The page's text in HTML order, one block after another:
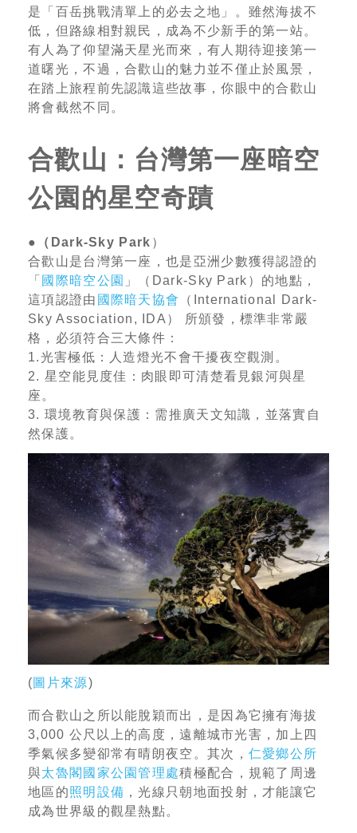
是「百岳挑戰清單上的必去之地」。雖然海拔不
低，但路線相對親民，成為不少新手的第一站。
有人為了仰望滿天星光而來，有人期待迎接第一
道曙光，不過，合歡山的魅力並不僅止於風景，
在踏上旅程前先認識這些故事，你眼中的合歡山
將會截然不同。
合歡山：台灣第一座暗空
公園的星空奇蹟
●（Dark-Sky Park ）
合歡山是台灣第一座，也是亞洲少數獲得認證的
「 國際暗空公園 」（Dark-Sky Park）的地點，
這項認證由 國際暗天協會
（International Dark-
Sky Association, IDA） 所頒發，標準非常嚴
格，必須符合三大條件：
1.光害極低：人造燈光不會干擾夜空觀測。
2. 星空能見度佳：肉眼即可清楚看見銀河與星
座。
3. 環境教育與保護：需推廣天文知識，並落實自
然保護。
(圖片來源)
而合歡山之所以能脫穎而出，是因為它擁有海拔
3,000 公尺以上的高度，遠離城市光害，加上四
季氣候多變卻常有晴朗夜空。其次， 仁愛鄉公所
與太魯閣國家公園管理處積極配合，規範了周邊
地區的照明設備 ，光線只朝地面投射，才能讓它
成為世界級的觀星熱點。